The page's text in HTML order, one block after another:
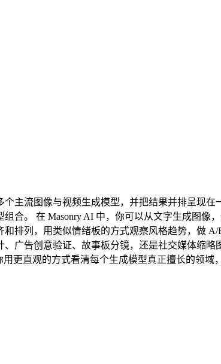
主流图像与视频生成模型，并把结果并排呈现
合。 在 Masonry AI 中，你可以从文字生成图像
排列，用类似情绪板的方式观察风格趋势，做
广告创意验证、故事板分镜，还是社交媒体缩
更直观的方式看清每个生成模型真正擅长的领域